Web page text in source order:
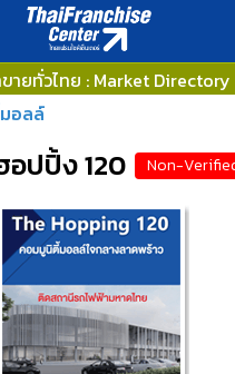
ขายทั่วไทย : Market Directory
อลล์
อปปิ้ง 120 Non-